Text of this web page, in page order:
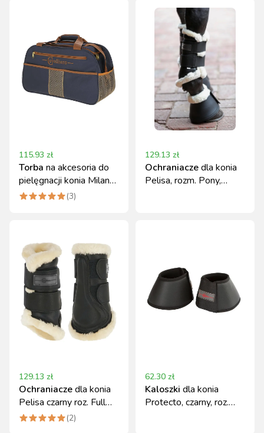
115.93 zł
Torba na akcesoria do
pielęgnacji konia Milano,
granatowy/beżowy
(3)
129.13 zł
Ochraniaczedla konia
Pelisa, rozm. Pony,
129.13 zł
Ochraniaczedla konia
Pelisa czarny roz. Full
Covalliero
(2)
62.30 zł
Kaloszki dla konia
Protecto, czarny, roz.